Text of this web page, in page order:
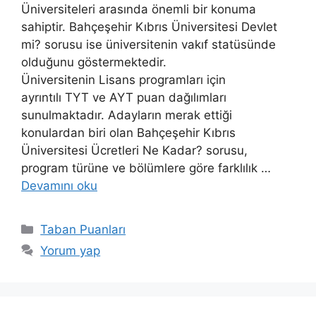
Üniversiteleri arasında önemli bir konuma
sahiptir. Bahçeşehir Kıbrıs Üniversitesi Devlet
mi? sorusu ise üniversitenin vakıf statüsünde
olduğunu göstermektedir.
Üniversitenin Lisans programları için
ayrıntılı TYT ve AYT puan dağılımları
sunulmaktadır. Adayların merak ettiği
konulardan biri olan Bahçeşehir Kıbrıs
Üniversitesi Ücretleri Ne Kadar? sorusu,
program türüne ve bölümlere göre farklılık …
Devamını oku
Kategoriler
Taban Puanları
Yorum yap